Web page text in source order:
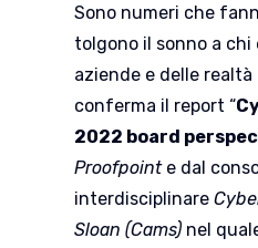
Sono numeri che
tolgono il sonno a chi
aziende e delle
conferma il report “
2022 board
Proofpointe dal
interdisciplinare
Sloan (Cams) nel